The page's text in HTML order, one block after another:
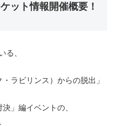
ット情報開催概要！
る、
ラビリンス）からの脱出」
」編イベントの、